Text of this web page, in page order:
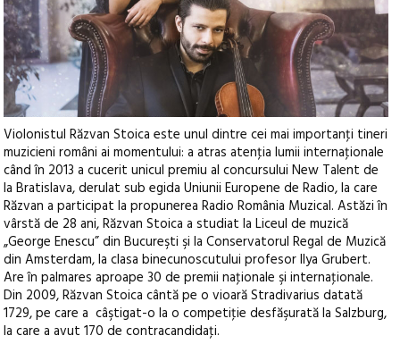
Violonistul Răzvan Stoica este unul dintre cei mai importanţi tineri
muzicieni români ai momentului: a atras atenţia lumii internaţionale
când în 2013 a cucerit unicul premiu al concursului New Talent de
la Bratislava, derulat sub egida Uniunii Europene de Radio, la care
Răzvan a participat la propunerea Radio România Muzical. Astăzi în
vârstă de 28 ani, Răzvan Stoica a studiat la Liceul de muzică
„George Enescu” din Bucureşti şi la Conservatorul Regal de Muzică
din Amsterdam, la clasa binecunoscutului profesor Ilya Grubert.
Are în palmares aproape 30 de premii naţionale şi internaţionale.
Din 2009, Răzvan Stoica cântă pe o vioară Stradivarius datată
1729, pe care a câştigat-o la o competiţie desfăşurată la Salzburg,
la care a avut 170 de contracandidaţi.